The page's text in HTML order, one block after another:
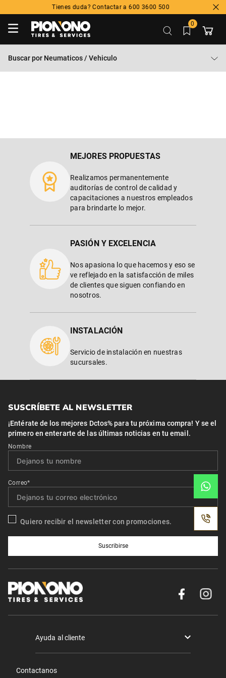
Tienes duda? Contactar a 600 3600 500
0
Buscar por Neumaticos / Vehiculo
MEJORES PROPUESTAS
Realizamos permanentemente
auditorías de control de calidad y
capacitaciones a nuestros empleados
para brindarte lo mejor.
PASIÓN Y EXCELENCIA
Nos apasiona lo que hacemos y eso se
ve reflejado en la satisfacción de miles
de clientes que siguen confiando en
nosotros.
INSTALACIÓN
Servicio de instalación en nuestras
sucursales.
SUSCRÍBETE AL NEWSLETTER
¡Entérate de los mejores Dctos% para tu próxima compra! Y se el
primero en enterarte de las últimas noticias en tu email.
Nombre
Correo*
Quiero recibir el newsletter con promociones.
Suscribirse
Ayuda al cliente
Contactanos